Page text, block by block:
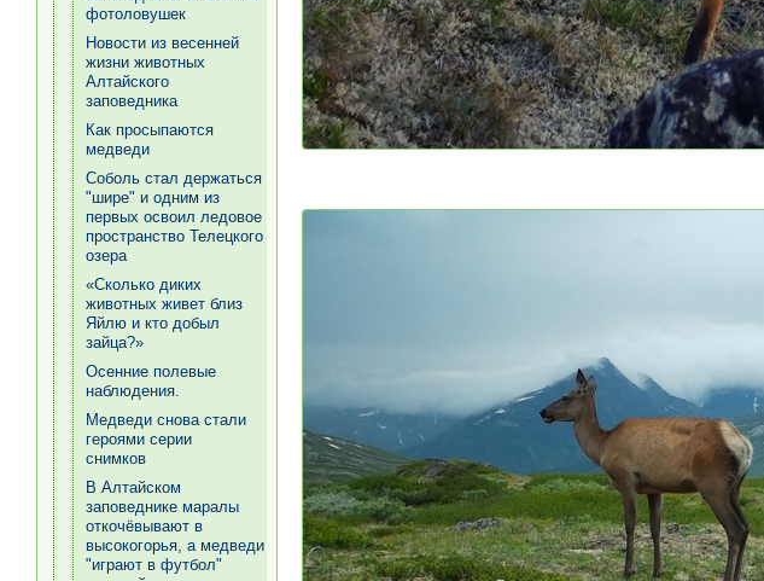
фотоловушек
Новости из весенней
жизни животных
Алтайского
заповедника
Как просыпаются
медведи
Соболь стал держаться
"шире" и одним из
первых освоил ледовое
пространство Телецкого
озера
«Сколько диких
животных живет близ
Яйлю и кто добыл
зайца?»
Осенние полевые
наблюдения.
Медведи снова стали
героями серии
снимков
В Алтайском
заповеднике маралы
откочёвывают в
высокогорья, а медведи
"играют в футбол"